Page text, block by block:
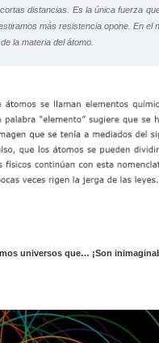
distancias. Es la única fuerza
más resistencia opone. En el
la materia del átomo.
universos que… ¡Son